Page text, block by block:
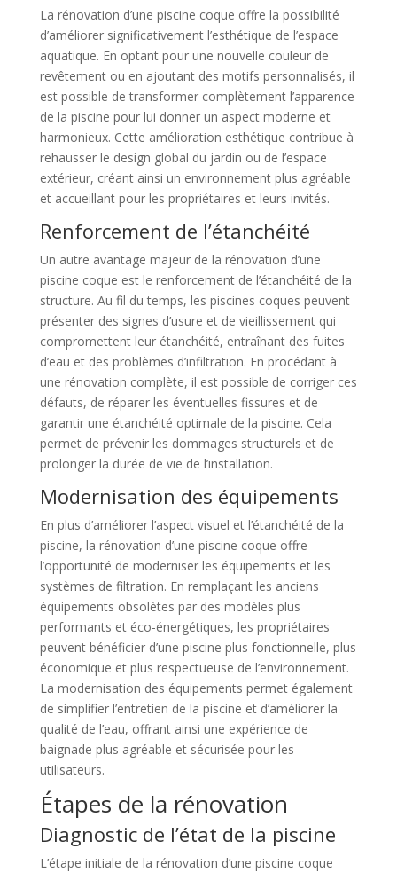
La rénovation d’une piscine coque offre la possibilité
d’améliorer significativement l’esthétique de l’espace
aquatique. En optant pour une nouvelle couleur de
revêtement ou en ajoutant des motifs personnalisés, il
est possible de transformer complètement l’apparence
de la piscine pour lui donner un aspect moderne et
harmonieux. Cette amélioration esthétique contribue à
rehausser le design global du jardin ou de l’espace
extérieur, créant ainsi un environnement plus agréable
et accueillant pour les propriétaires et leurs invités.
Renforcement de l’étanchéité
Un autre avantage majeur de la rénovation d’une
piscine coque est le renforcement de l’étanchéité de la
structure. Au fil du temps, les piscines coques peuvent
présenter des signes d’usure et de vieillissement qui
compromettent leur étanchéité, entraînant des fuites
d’eau et des problèmes d’infiltration. En procédant à
une rénovation complète, il est possible de corriger ces
défauts, de réparer les éventuelles fissures et de
garantir une étanchéité optimale de la piscine. Cela
permet de prévenir les dommages structurels et de
prolonger la durée de vie de l’installation.
Modernisation des équipements
En plus d’améliorer l’aspect visuel et l’étanchéité de la
piscine, la rénovation d’une piscine coque offre
l’opportunité de moderniser les équipements et les
systèmes de filtration. En remplaçant les anciens
équipements obsolètes par des modèles plus
performants et éco-énergétiques, les propriétaires
peuvent bénéficier d’une piscine plus fonctionnelle, plus
économique et plus respectueuse de l’environnement.
La modernisation des équipements permet également
de simplifier l’entretien de la piscine et d’améliorer la
qualité de l’eau, offrant ainsi une expérience de
baignade plus agréable et sécurisée pour les
utilisateurs.
Étapes de la rénovation
Diagnostic de l’état de la piscine
L’étape initiale de la rénovation d’une piscine coque